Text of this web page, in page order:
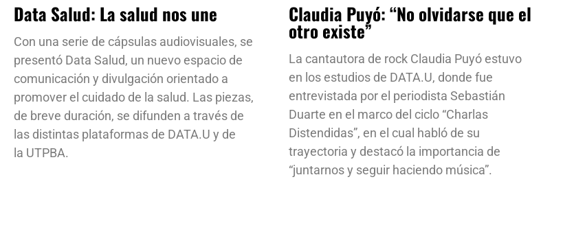
Data Salud: La salud nos une
Con una serie de cápsulas audiovisuales, se
presentó Data Salud, un nuevo espacio de
comunicación y divulgación orientado a
promover el cuidado de la salud. Las piezas,
de breve duración, se difunden a través de
las distintas plataformas de DATA.U y de
la UTPBA.
Claudia Puyó: “No olvidarse que el
otro existe”
La cantautora de rock Claudia Puyó estuvo
en los estudios de DATA.U, donde fue
entrevistada por el periodista Sebastián
Duarte en el marco del ciclo “Charlas
Distendidas”, en el cual habló de su
trayectoria y destacó la importancia de
“juntarnos y seguir haciendo música”.